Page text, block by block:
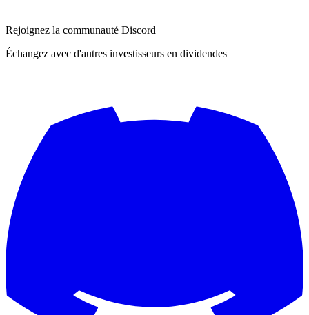
Rejoignez la communauté Discord
Échangez avec d'autres investisseurs en dividendes